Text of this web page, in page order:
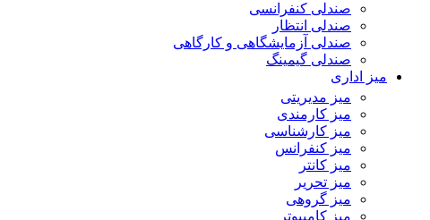
صندلی کنفرانسی
صندلی انتظار
صندلی آزمایشگاهی و کارگاهی
صندلی گیمینگ
میز اداری
میز مدیریتی
میز کارمندی
میز کارشناسی
میز کنفرانس
میز کانتر
میز تحریر
میز گروهی
میز کامپیوتر